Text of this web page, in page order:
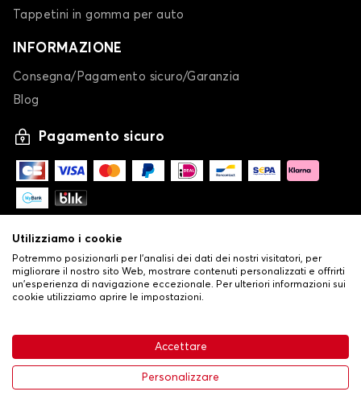
32,53 €
-20% 40,66 €
Aggiungi al carrello
Tappetini in gomma per auto
INFORMAZIONE
Consegna/Pagamento sicuro/Garanzia
Blog
Pagamento sicuro
Condizioni generali di vendita•
Politica sulla privacy e sui cookie•Livraison
Utilizziamo i cookie
Potremmo posizionarli per l'analisi dei dati dei nostri visitatori, per
migliorare il nostro sito Web, mostrare contenuti personalizzati e offrirti
un'esperienza di navigazione eccezionale. Per ulteriori informazioni sui
cookie utilizziamo aprire le impostazioni.
Accettare
Personalizzare